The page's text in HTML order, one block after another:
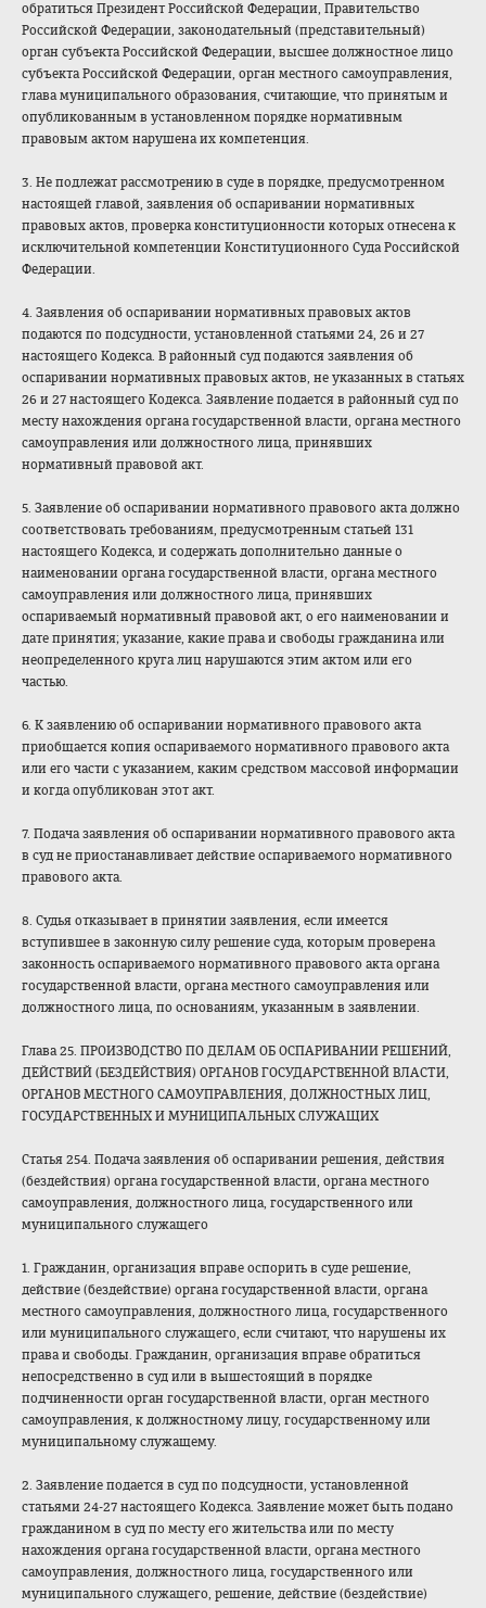
обратиться Президент Российской Федерации, Правительство
Российской Федерации, законодательный (представительный)
орган субъекта Российской Федерации, высшее должностное лицо
субъекта Российской Федерации, орган местного самоуправления,
глава муниципального образования, считающие, что принятым и
опубликованным в установленном порядке нормативным
правовым актом нарушена их компетенция.
3. Не подлежат рассмотрению в суде в порядке, предусмотренном
настоящей главой, заявления об оспаривании нормативных
правовых актов, проверка конституционности которых отнесена к
исключительной компетенции Конституционного Суда Российской
Федерации.
4. Заявления об оспаривании нормативных правовых актов
подаются по подсудности, установленной статьями 24, 26 и 27
настоящего Кодекса. В районный суд подаются заявления об
оспаривании нормативных правовых актов, не указанных в статьях
26 и 27 настоящего Кодекса. Заявление подается в районный суд по
месту нахождения органа государственной власти, органа местного
самоуправления или должностного лица, принявших
нормативный правовой акт.
5. Заявление об оспаривании нормативного правового акта должно
соответствовать требованиям, предусмотренным статьей 131
настоящего Кодекса, и содержать дополнительно данные о
наименовании органа государственной власти, органа местного
самоуправления или должностного лица, принявших
оспариваемый нормативный правовой акт, о его наименовании и
дате принятия; указание, какие права и свободы гражданина или
неопределенного круга лиц нарушаются этим актом или его
частью.
6. К заявлению об оспаривании нормативного правового акта
приобщается копия оспариваемого нормативного правового акта
или его части с указанием, каким средством массовой информации
и когда опубликован этот акт.
7. Подача заявления об оспаривании нормативного правового акта
в суд не приостанавливает действие оспариваемого нормативного
правового акта.
8. Судья отказывает в принятии заявления, если имеется
вступившее в законную силу решение суда, которым проверена
законность оспариваемого нормативного правового акта органа
государственной власти, органа местного самоуправления или
должностного лица, по основаниям, указанным в заявлении.
Глава 25. ПРОИЗВОДСТВО ПО ДЕЛАМ ОБ ОСПАРИВАНИИ РЕШЕНИЙ,
ДЕЙСТВИЙ (БЕЗДЕЙСТВИЯ) ОРГАНОВ ГОСУДАРСТВЕННОЙ ВЛАСТИ,
ОРГАНОВ МЕСТНОГО САМОУПРАВЛЕНИЯ, ДОЛЖНОСТНЫХ ЛИЦ,
ГОСУДАРСТВЕННЫХ И МУНИЦИПАЛЬНЫХ СЛУЖАЩИХ
Статья 254. Подача заявления об оспаривании решения, действия
(бездействия) органа государственной власти, органа местного
самоуправления, должностного лица, государственного или
муниципального служащего
1. Гражданин, организация вправе оспорить в суде решение,
действие (бездействие) органа государственной власти, органа
местного самоуправления, должностного лица, государственного
или муниципального служащего, если считают, что нарушены их
права и свободы. Гражданин, организация вправе обратиться
непосредственно в суд или в вышестоящий в порядке
подчиненности орган государственной власти, орган местного
самоуправления, к должностному лицу, государственному или
муниципальному служащему.
2. Заявление подается в суд по подсудности, установленной
статьями 24-27 настоящего Кодекса. Заявление может быть подано
гражданином в суд по месту его жительства или по месту
нахождения органа государственной власти, органа местного
самоуправления, должностного лица, государственного или
муниципального служащего, решение, действие (бездействие)